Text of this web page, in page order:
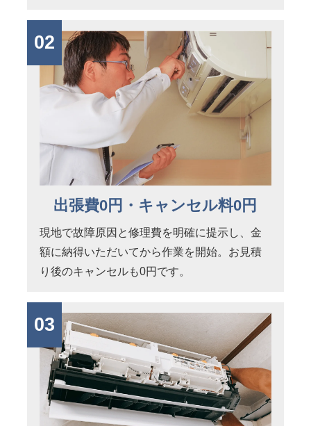
02
出張費0円・キャンセル料0円
現地で故障原因と修理費を明確に提示し、金
額に納得いただいてから作業を開始。お見積
り後のキャンセルも0円です。
03